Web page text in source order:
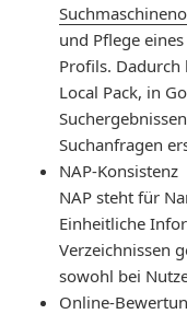
und Pflege
Profils.
Local Pack, in
Suchanfragen
NAP-Konsistenz
NAP steht für
Einheitliche
Verzeichnissen
sowohl bei
Online-